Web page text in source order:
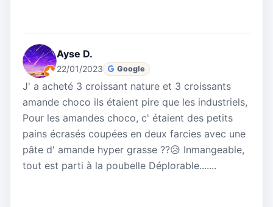
Ayse D.
22/01/2023 Google
J' a acheté 3 croissant nature et 3 croissants
amande choco ils étaient pire que les industriels,
Pour les amandes choco, c' étaient des petits
pains écrasés coupées en deux farcies avec une
pâte d' amande hyper grasse ??😥 Inmangeable,
tout est parti à la poubelle Déplorable.......